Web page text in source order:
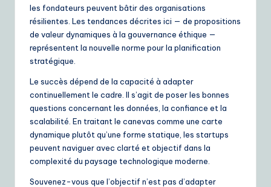
les fondateurs peuvent bâtir des organisations
résilientes. Les tendances décrites ici — de propositions
de valeur dynamiques à la gouvernance éthique —
représentent la nouvelle norme pour la planification
stratégique.
Le succès dépend de la capacité à adapter
continuellement le cadre. Il s’agit de poser les bonnes
questions concernant les données, la confiance et la
scalabilité. En traitant le canevas comme une carte
dynamique plutôt qu’une forme statique, les startups
peuvent naviguer avec clarté et objectif dans la
complexité du paysage technologique moderne.
Souvenez-vous que l’objectif n’est pas d’adapter